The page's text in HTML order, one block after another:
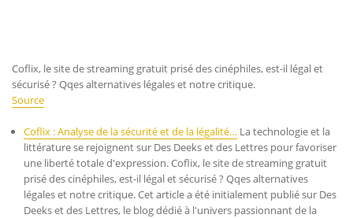
Coflix, le site de streaming gratuit prisé des cinéphiles, est-il légal et
sécurisé ? Qqes alternatives légales et notre critique.
Source
Coflix : Analyse de la sécurité et de la légalité… La technologie et la
littérature se rejoignent sur Des Deeks et des Lettres pour favoriser
une liberté totale d'expression. Coflix, le site de streaming gratuit
prisé des cinéphiles, est-il légal et sécurisé ? Qqes alternatives
légales et notre critique. Cet article a été initialement publié sur Des
Deeks et des Lettres, le blog dédié à l'univers passionnant de la